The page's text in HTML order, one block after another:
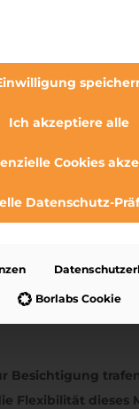
vom
Mann und ich,
in der
wirklich
auf einem
gab’s
Besichtigung
Flexibilität dieses
Ich akzeptiere alle
Cookies
Datenschutz-
Borlabs Cookie